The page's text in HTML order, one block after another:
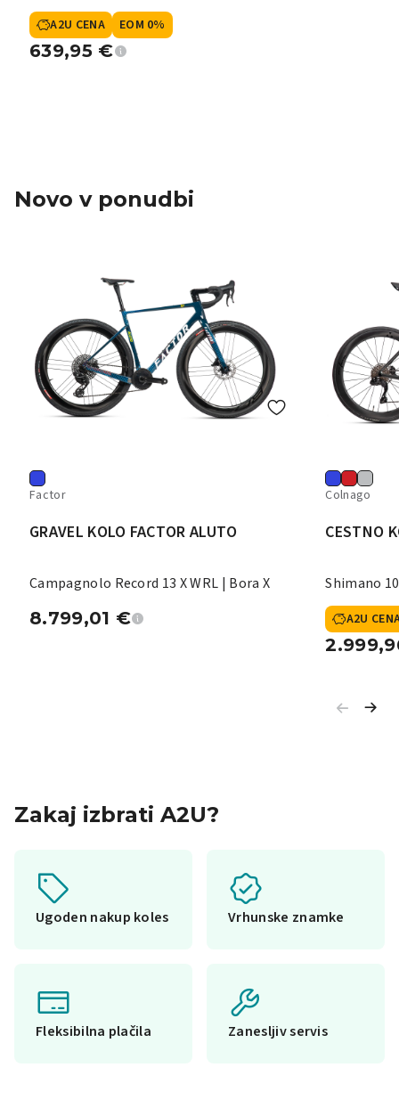
A2U CENA EOM 0%
639,95 €
Novo v ponudbi
Factor
GRAVEL KOLO FACTOR ALUTO
Campagnolo Record 13 X WRL | Bora X
8.799,01 €
Colnago
CESTNO
Shimano
A2U
Zakaj izbrati A2U?
Ugoden nakup koles Vrhunske znamke
Fleksibilna plačila Zanesljiv servis